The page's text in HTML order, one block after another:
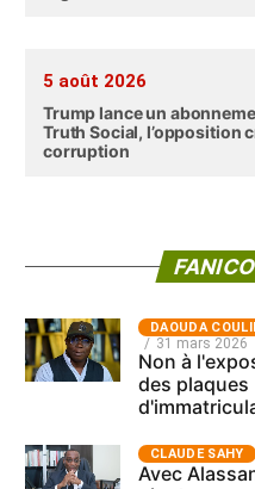
5 août 2026
Trump lance un
Truth Social, l’opposition
corruption
FANICO
‎DAOUDA
31 mars 2026
Non à
des plaques
CLAUDE SAHY
Avec